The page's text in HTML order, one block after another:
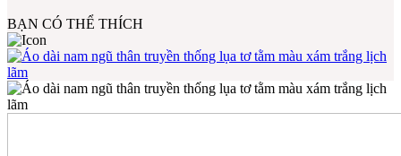
BẠN CÓ THỂ THÍCH